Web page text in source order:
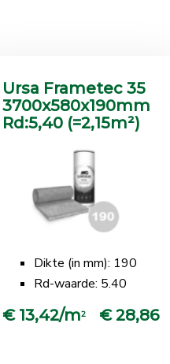
Ursa Frametec 35
3700x580x190mm
Rd:5,40 (=2,15m²)
Dikte (in mm): 190
Rd-waarde: 5.40
€ 13,42/m2 € 28,86